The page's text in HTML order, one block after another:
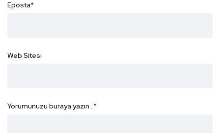
Eposta*
Web Sitesi
Yorumunuzu buraya yazın...*